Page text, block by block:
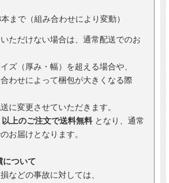
まで（組み合わせにより変動）
ただけない場合は、通常配送でのお
ズ（厚み・幅）を超える場合や、
わせによって梱包が大きくなる際
に変更させていただきます。
上のご注文で送料無料 となり、通常
お届けとなります。
ついて
などの事故に対しては、